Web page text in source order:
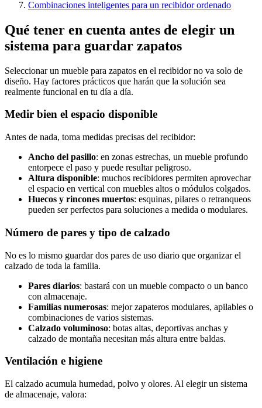
Combinaciones inteligentes para un recibidor ordenado
Qué tener en cuenta antes de elegir un
sistema para guardar zapatos
Seleccionar un mueble para zapatos en el recibidor no va solo de
diseño. Hay factores prácticos que harán que la solución sea
realmente funcional en tu día a día.
Medir bien el espacio disponible
Antes de nada, toma medidas precisas del recibidor:
Ancho del pasillo: en zonas estrechas, un mueble profundo
entorpece el paso y puede resultar peligroso.
Altura disponible: muchos recibidores permiten aprovechar
el espacio en vertical con muebles altos o módulos colgados.
Huecos y rincones muertos: esquinas, pilares o retranqueos
pueden ser perfectos para soluciones a medida o modulares.
Número de pares y tipo de calzado
No es lo mismo guardar dos pares de uso diario que organizar el
calzado de toda la familia.
Pares diarios: bastará con un mueble compacto o un banco
con almacenaje.
Familias numerosas: mejor zapateros modulares, apilables o
combinaciones de varios sistemas.
Calzado voluminoso: botas altas, deportivas anchas y
calzado de montaña necesitan más altura entre baldas.
Ventilación e higiene
El calzado acumula humedad, polvo y olores. Al elegir un sistema
de almacenaje, valora: